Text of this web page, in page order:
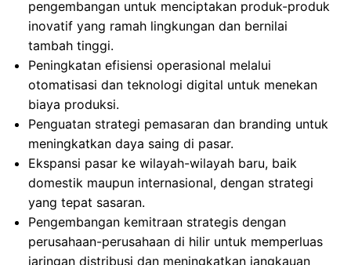
pengembangan untuk menciptakan produk-produk
inovatif yang ramah lingkungan dan bernilai
tambah tinggi.
Peningkatan efisiensi operasional melalui
otomatisasi dan teknologi digital untuk menekan
biaya produksi.
Penguatan strategi pemasaran dan branding untuk
meningkatkan daya saing di pasar.
Ekspansi pasar ke wilayah-wilayah baru, baik
domestik maupun internasional, dengan strategi
yang tepat sasaran.
Pengembangan kemitraan strategis dengan
perusahaan-perusahaan di hilir untuk memperluas
jaringan distribusi dan meningkatkan jangkauan